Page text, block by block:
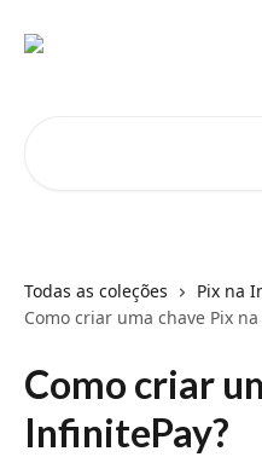
Todas as coleções Pix na
Como criar uma chave Pix
Como criar
InfinitePay?